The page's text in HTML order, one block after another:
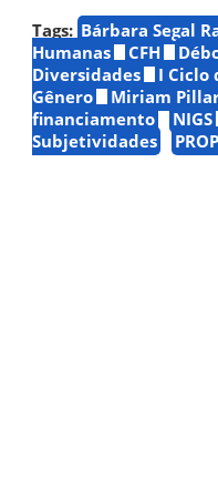
Tags: Bárbara Segal
Humanas
CFH
Diversidades
I Ciclo
Gênero
Miriam
financiamento
NIGS
Subjetividades